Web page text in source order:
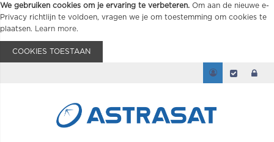
We gebruiken cookies om je ervaring te verbeteren. Om aan de nieuwe e-
Privacy richtlijn te voldoen, vragen we je om toestemming om cookies te
plaatsen.
Learn more.
COOKIES TOESTAAN